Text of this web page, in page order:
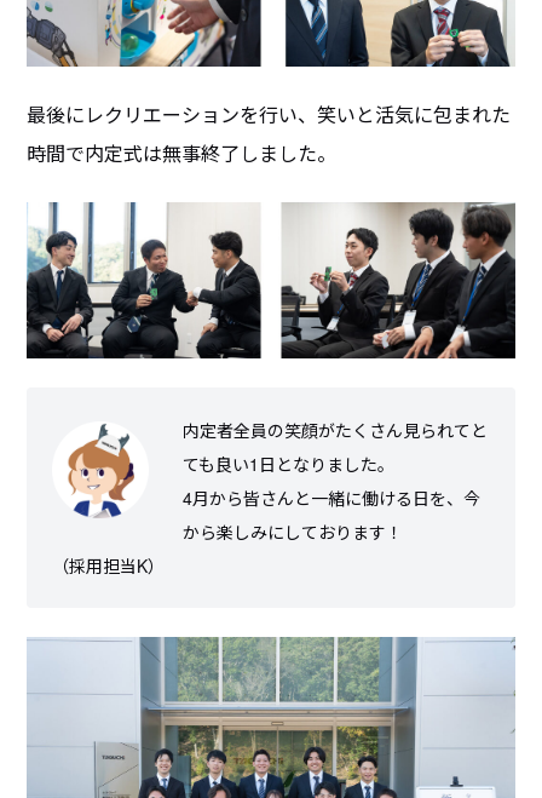
最後にレクリエーションを行い、笑いと活気に包まれた
時間で内定式は無事終了しました。
内定者全員の笑顔がたくさん見られてと
ても良い1日となりました。
4月から皆さんと一緒に働ける日を、今
から楽しみにしております！
（採用担当K）